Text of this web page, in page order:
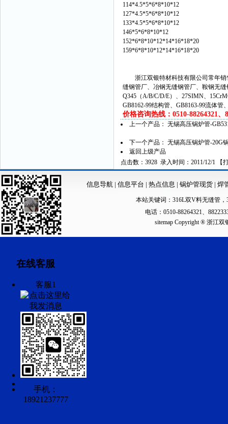
114*4.5*5*6*8*10*12
127*4.5*5*6*8*10*12
133*4.5*5*6*8*10*12
146*5*6*8*10*12
152*6*8*10*12*14*16*18*20
159*6*8*10*12*14*16*18*20
浙江双银特材科技有限公司常年销
缝钢管厂、冶钢无缝钢管厂、鞍钢无
Q345（A/B/C/D/E）、27SIMN、
GB8162-99结构管、GB8163-99流体
价格咨询热线：0510-88264321、
上一个产品： 无锡高压锅炉管-
下一个产品： 无锡高压锅炉管-20G
返回上级产品
点击数：3928 录入时间：2011/12/1 【
信息导航| 信息平台 | 热点信息 | 锅炉管现货 | 焊
本站关键词： 316L双V料无缝管 ，
电话：0510-88264321、
sitemapCopyright ® 浙江双
在线客服
客服1
手机：
18921237777